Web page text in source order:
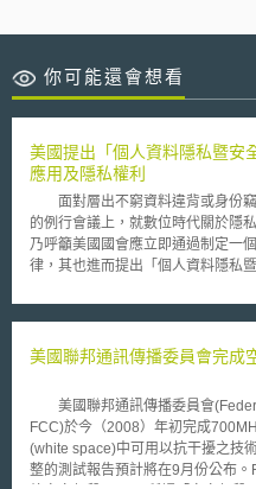
你可能還會想看
美國提出「個人資料隱私暨安
應用及隱私權利
面對層出不窮資料違背或身份竊
的例行會議上，就數位時代關於隱
乃呼籲美國國會應立即通過制定一
律，其也進而提出「個人資料隱私
部份，將強化身份竊盜和其他違反
人資料隱私與安全機制」（
(administrative)、技術(technical)
行相關標準之制訂與落實。有關適
體，而該州際貿易包含蒐集、近取
處理可茲辨識個人之敏感性資料，
將不適用於金融機構(financial
美國聯邦通訊傳播委員會完成
美國聯邦通訊傳播委員會
FCC)於今（2008）年初完成
(white space)中可用以抗干擾之技
整的測試報告預計將在9月份公布